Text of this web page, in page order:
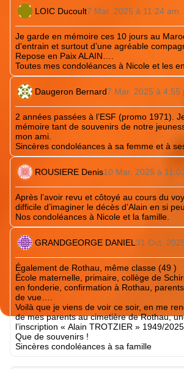
LOIC Ducoult7 Mar. 2025 à 11:24 am
Je garde en mémoire ces 10 jours au
d’entrain et surtout d’une agréable
Repose en Paix ALAIN….
Toutes mes condoléances à Nicole et les
Daugeron Bernard7 Mar. 2025 à 4:55
2 années passées à l’ESF (promo 1971).
mémoire tant de souvenirs de notre
mon ami.
Sincères condoléances à sa femme et à
ROUSIERE Denis10 Mar. 2025 à
Après l’avoir revu et côtoyé au cours du
difficile d’imaginer le décès d’Alain en si
Nos condoléances à Nicole et la famille.
GRANDGEORGE DANIEL 31 Oct.
Également de Rothau, même classe (49 )
École maternelle, primaire, collège de
en fonderie, confirmation à Rothau,
de vue….
Voilà que je viens de voir ce soir, en me
de mes parents au cimetière de Rothau,
l’inscription « Alain TROTZIER » 1949/
Que de souvenirs !
Sincères condoléances à sa famille